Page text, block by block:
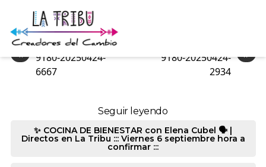
9180-20250424-15016
«
9180-20250424-
6667
»
9180-20250424-
2934
Seguir leyendo
✨ COCINA DE BIENESTAR con Elena Cubel 🗣️ |
Directos en La Tribu ::: Viernes 6 septiembre hora a
confirmar :::